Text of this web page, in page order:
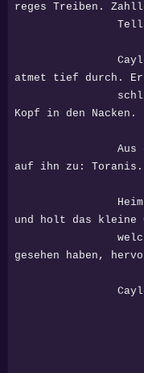
reges Treiben.
Tellariten
Caylon kommt
atmet tief durch. Er
schließt die
Kopf in den Nacken.
Aus der
auf ihn zu: Toranis.
Heimlich
und holt das kleine
welches wir
gesehen haben,
Caylon